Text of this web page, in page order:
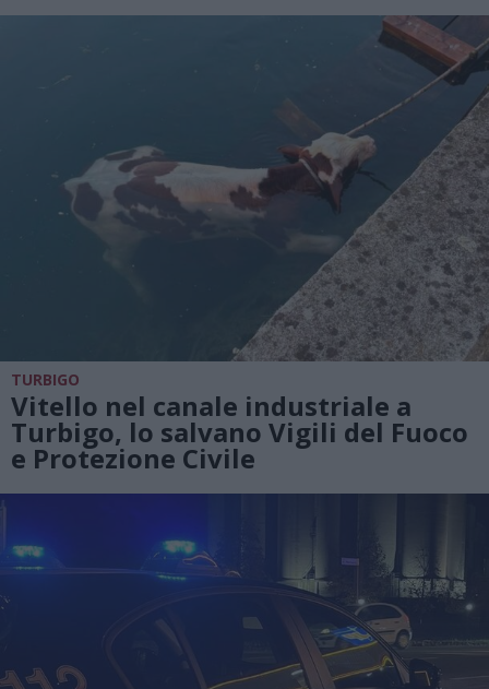
TURBIGO
Vitello nel canale industriale a
Turbigo, lo salvano Vigili del Fuoco
e Protezione Civile